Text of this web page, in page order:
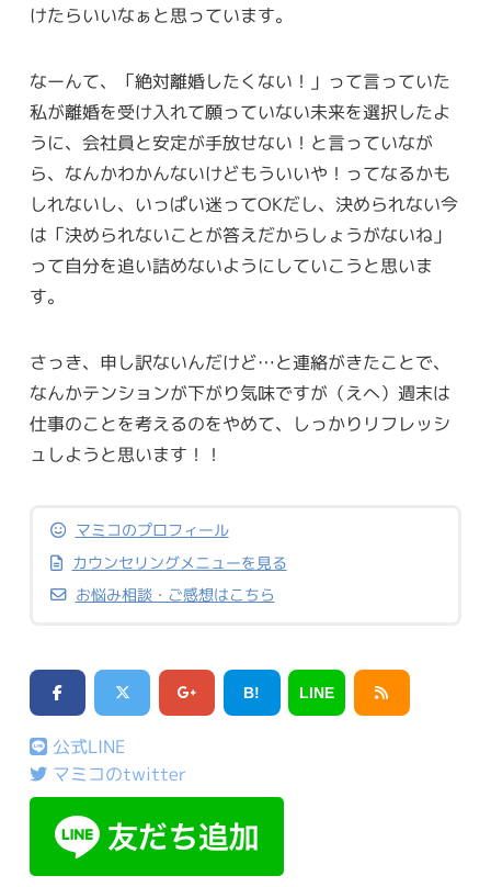
けたらいいなぁと思っています。
なーんて、「絶対離婚したくない！」って言っていた
私が離婚を受け入れて願っていない未来を選択したよ
うに、会社員と安定が手放せない！と言っていなが
ら、なんかわかんないけどもういいや！ってなるかも
しれないし、いっぱい迷ってOKだし、決められない今
は「決められないことが答えだからしょうがないね」
って自分を追い詰めないようにしていこうと思いま
す。
さっき、申し訳ないんだけど…と連絡がきたことで、
なんかテンションが下がり気味ですが（えへ）週末は
仕事のことを考えるのをやめて、しっかりリフレッシ
ュしようと思います！！
マミコのプロフィール
カウンセリングメニューを見る
お悩み相談・ご感想はこちら
B! LINE
公式LINE
マミコのtwitter